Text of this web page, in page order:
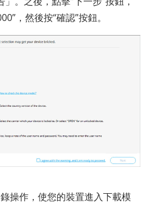
，然後按“確認”按鈕。
操作，使您的裝置進入下載模